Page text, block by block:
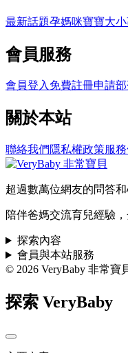
最新話題孕媽咪寶寶大
會員服務
會員登入免費註冊申請
關於本站
聯絡我們 隱私權政策服
超過數萬位網友的問答
陪伴爸媽交流育兒經驗
探索內容
會員與本站服務
© 2026 VeryBaby 非常寶
探索 VeryBaby